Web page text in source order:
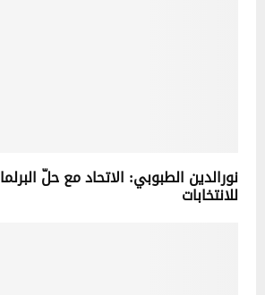
نورالدين الطبوبي: الاتحاد مع حلّ
للانتخابات